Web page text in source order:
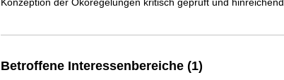
Betroffene Interessenbereiche (1)